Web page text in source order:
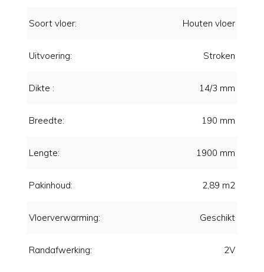
Soort vloer: Houten vloer
Uitvoering: Stroken
Dikte : 14/3 mm
Breedte: 190 mm
Lengte: 1900 mm
Pakinhoud: 2,89 m2
Vloerverwarming: Geschikt
Randafwerking: 2V